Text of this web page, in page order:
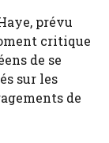
prévu
critique
de se
sur les
de